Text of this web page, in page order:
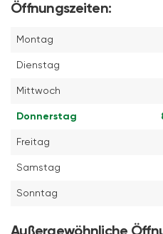
Öffnungszeiten:
Montag
Dienstag
Mittwoch
Donnerstag
Freitag
Samstag
Sonntag